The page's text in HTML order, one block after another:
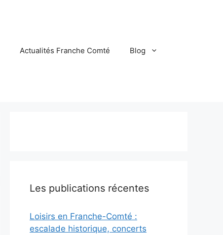
Actualités Franche Comté Blog
Les publications récentes
Loisirs en Franche-Comté :
escalade historique, concerts